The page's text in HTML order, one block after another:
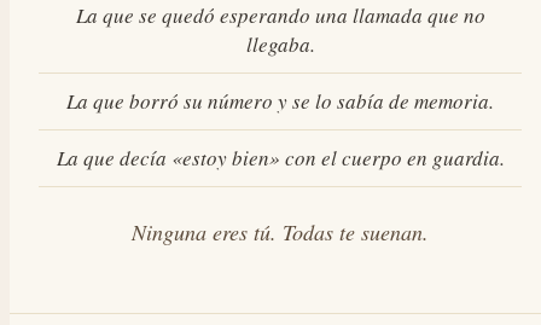
La que se quedó esperando una llamada que no
llegaba.
La que borró su número y se lo sabía de memoria.
La que decía «estoy bien» con el cuerpo en guardia.
Ninguna eres tú. Todas te suenan.